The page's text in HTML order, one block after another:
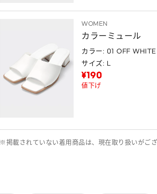
WOMEN
カラーミュール
カラー: 01 OFF WHITE
サイズ: L
¥190
値下げ
※掲載されていない着用商品は、現在取り扱いがござ